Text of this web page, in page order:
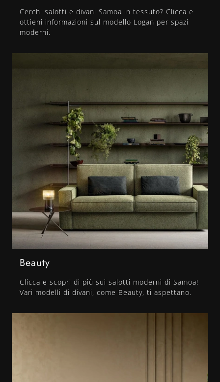
Cerchi salotti e divani Samoa in tessuto? Clicca e
ottieni informazioni sul modello Logan per spazi
moderni.
Beauty
Clicca e scopri di più sui salotti moderni di Samoa!
Vari modelli di divani, come Beauty, ti aspettano.